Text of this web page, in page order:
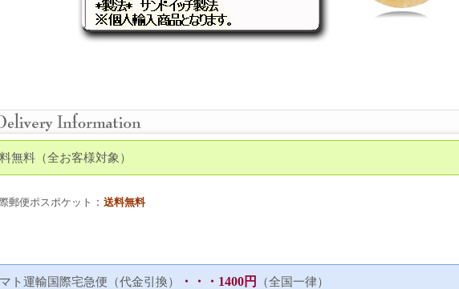
無料（全お客様対象）
郵便ポスポケット ： 送料無料
ト運輸国際宅急便（代金引換） ・・・1400円 （全国一律）